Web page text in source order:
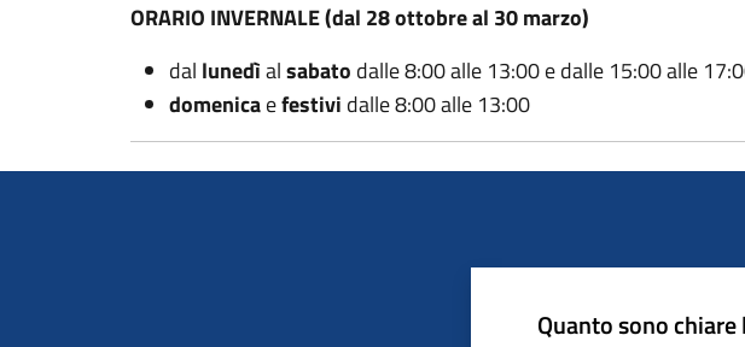
ORARIO INVERNALE (dal 28 ottobre al 30 marzo)
dal lunedìalsabato dalle 8:00 alle 13:00 e dalle 15:00 alle
domenicaefestivi dalle 8:00 alle 13:00
Quanto sono